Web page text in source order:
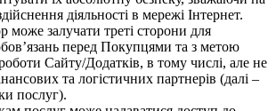
діяльності в мережі Інтернет.
може залучати треті сторони для
перед Покупцями та з метою
Сайту/Додатків, в тому числі, але не
та логістичних партнерів (далі –
послуг).